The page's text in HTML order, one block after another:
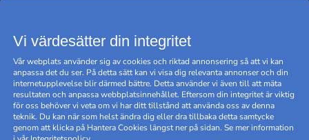
Black Friday
Hantera cookies
Vi värdesätter din integritet
Vår webplats använder sig av cookies och riktad annonsering så att vi kan
anpassa det du ser. På detta sätt kan vi visa dig relevanta annonser och din
internetupplevelse blir därmed bättre. Detta använder vi även till att mäta
resultaten och anpassa webbplatsinnehållet. Eftersom din integritet är viktig
för oss behöver vi veta om vi har ditt tillstånd att använda oss av denna
teknik. Du kan när som helst ändra dig eller dra tillbaka detta samtycke
genom att klicka på Hantera Cookies längst ner på sidan. Se mer information